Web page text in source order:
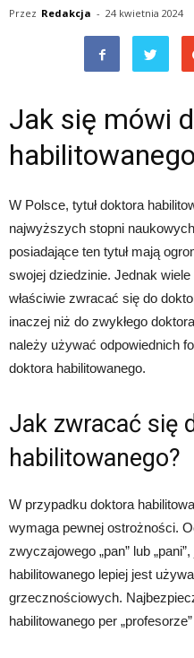
Przez Redakcja - 24 kwietnia 2024
Jak się mówi
W Polsce, tytuł doktora
najwyższych stopni
posiadające ten tytuł mają
swojej dziedzinie. Jednak
właściwie zwracać się do
inaczej niż do zwykłego
należy używać odpowiednich
doktora habilitowanego.
Jak zwracać się
habilitowanego?
W przypadku doktora
wymaga pewnej ostrożności.
zwyczajowego „pan” lub
habilitowanego lepiej jest
grzecznościowych.
habilitowanego per